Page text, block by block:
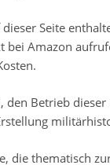
Seite
bei Amazon
den Betrieb
die thematisch